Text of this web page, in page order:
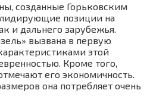
созданные Горьковским
позиции на
и дальнего зарубежья.
вызвана в первую
этой
Кроме того,
его экономичность.
она потребляет очень